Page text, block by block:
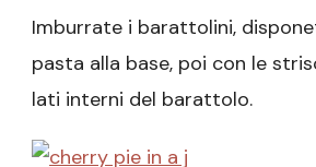
Imburrate i barattolini,
pasta alla base, poi con le
lati interni del barattolo.